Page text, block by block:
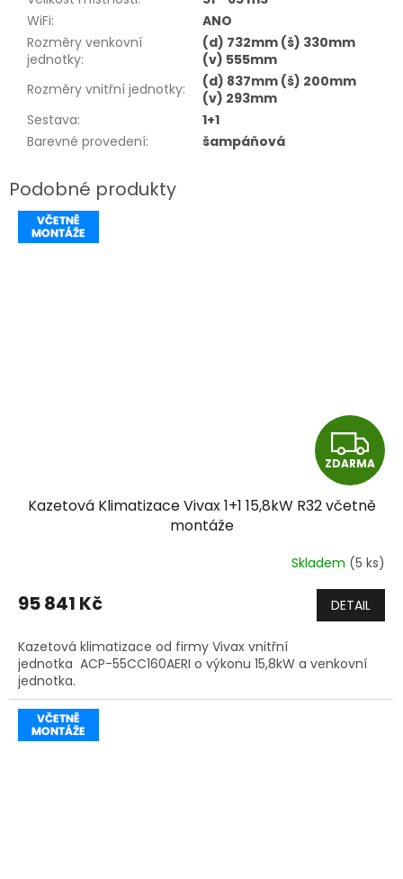
WiFi:
ANO
Rozměry venkovní
jednotky:
(d) 732mm (š) 330mm
(v) 555mm
Rozměry vnitřní jednotky:
(d) 837mm (š) 200mm
(v) 293mm
Sestava:
1+1
Barevné provedení: šampáňová
Z
D
A
R
M
A
ZDARMA
Kazetová Klimatizace Vivax 1+1 15,8kW R32 včetně
montáže
Skladem (5 ks)
95 841 Kč DETAIL
Kazetová klimatizace od firmy Vivax vnitřní
jednotka ACP-55CC160AERI o výkonu 15,8kW a venkovní
jednotka.